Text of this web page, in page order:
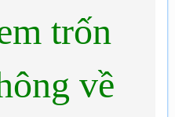
trốn
về